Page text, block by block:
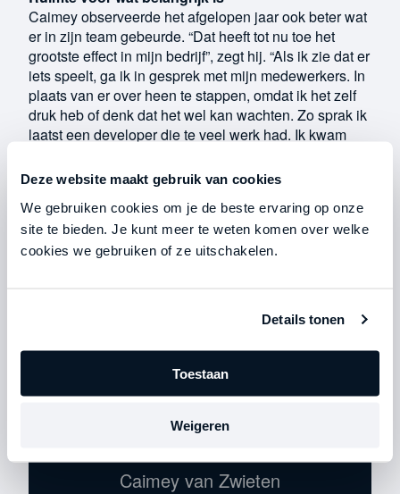
Deze website maakt gebruik van cookies
We gebruiken cookies om je de beste ervaring op onze
site te bieden. Je kunt meer te weten komen over welke
cookies we gebruiken of ze uitschakelen.
Details tonen
Toestaan
Weigeren
Caimey observeerde het afgelopen jaar ook beter wat
er in zijn team gebeurde. “Dat heeft tot nu toe het
grootste effect in mijn bedrijf”, zegt hij. “Als ik zie dat er
iets speelt, ga ik in gesprek met mijn medewerkers. In
plaats van er over heen te stappen, omdat ik het zelf
druk heb of denk dat het wel kan wachten. Zo sprak ik
laatst een developer die te veel werk had. Ik kwam
verschillende projecten heen. Dat vond hij niet erg,
maar hield hem wel van zijn ontwikkelwerk. Ik nam
een nieuwe collega aan voor de analyses, waardoor
we een groeistap konden maken en onze developer
weer focus kreeg op wat voor hem van belang was.”
"Door die simpele verandering
realiseren voor onze klanten."
Caimey van Zwieten